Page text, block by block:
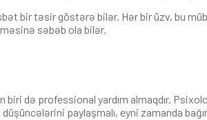
bir təsir göstərə bilər. Hər bir üzv, bu
səbəb ola bilər.
biri də professional yardım almaqdır.
paylaşmalı, eyni zamanda